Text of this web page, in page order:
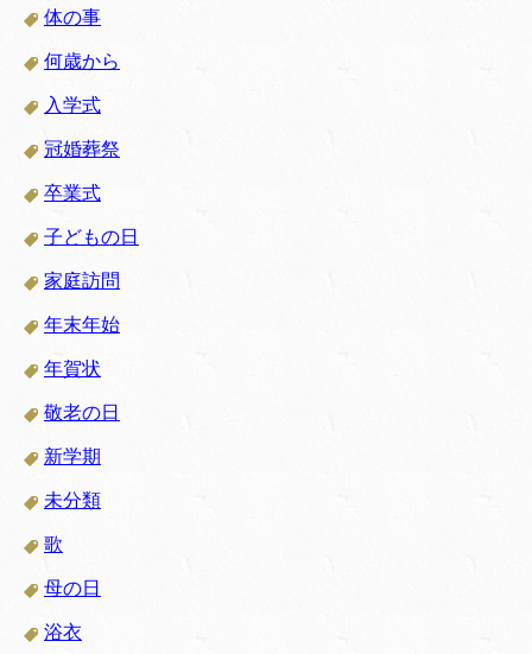
体の事
何歳から
入学式
冠婚葬祭
卒業式
子どもの日
家庭訪問
年末年始
年賀状
敬老の日
新学期
未分類
歌
母の日
浴衣